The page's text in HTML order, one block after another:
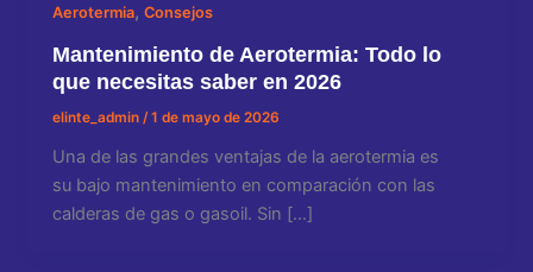
Aerotermia,Consejos
Mantenimiento de Aerotermia: Todo lo
que necesitas saber en 2026
elinte_admin /1 de mayo de 2026
Una de las grandes ventajas de la aerotermia es
su bajo mantenimiento en comparación con las
calderas de gas o gasoil. Sin […]